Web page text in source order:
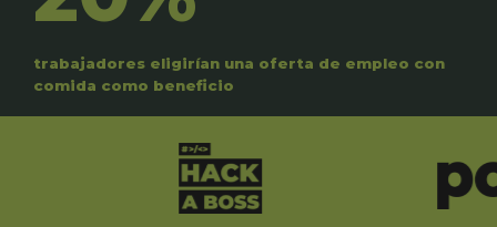
trabajadores eligirían una oferta de empleo con
comida como beneficio